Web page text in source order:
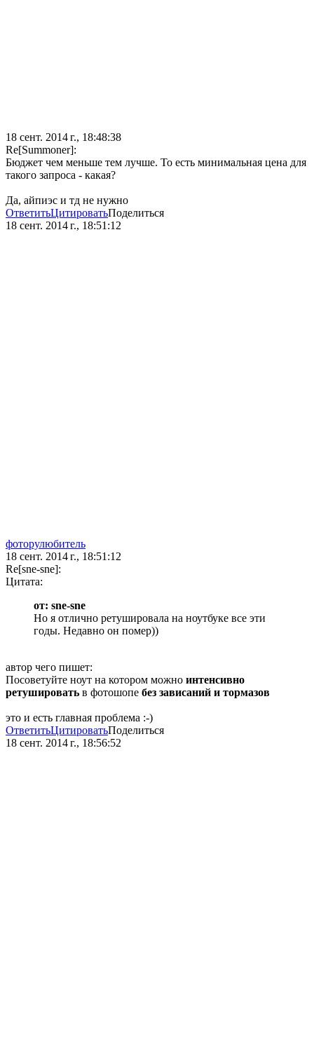
18 сент. 2014 г., 18:48:38
Re[Summoner]:
Бюджет чем меньше тем лучше. То есть минимальная цена для
такого запроса - какая?
Да, айпиэс и тд не нужно
ОтветитьЦитироватьПоделиться
18 сент. 2014 г., 18:51:12
фоторулюбитель
18 сент. 2014 г., 18:51:12
Re[sne-sne]:
Цитата:
от: sne-sne
Но я отлично ретушировала на ноутбуке все эти
годы. Недавно он помер))
автор чего пишет:
Посоветуйте ноут на котором можно интенсивно
ретушировать в фотошопе без зависаний и тормазов
это и есть главная проблема :-)
ОтветитьЦитироватьПоделиться
18 сент. 2014 г., 18:56:52